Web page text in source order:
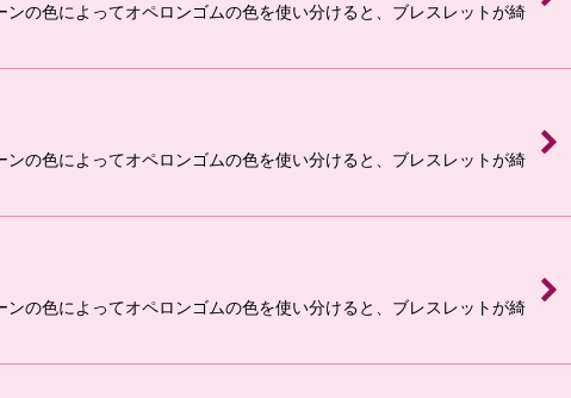
の色によってオペロンゴムの色を使い分けると、ブレスレットが綺
の色によってオペロンゴムの色を使い分けると、ブレスレットが綺
の色によってオペロンゴムの色を使い分けると、ブレスレットが綺